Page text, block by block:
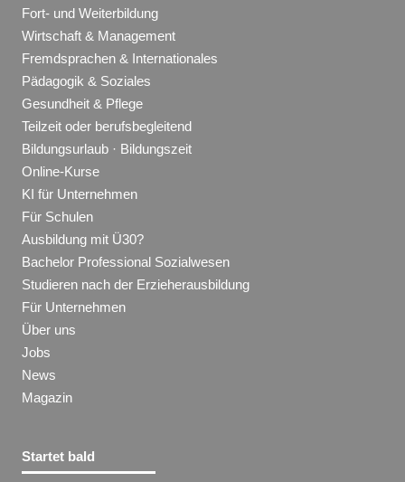
Fort- und Weiterbildung
Wirtschaft & Management
Fremdsprachen & Internationales
Pädagogik & Soziales
Gesundheit & Pflege
Teilzeit oder berufsbegleitend
Bildungsurlaub · Bildungszeit
Online-Kurse
KI für Unternehmen
Für Schulen
Ausbildung mit Ü30?
Bachelor Professional Sozialwesen
Studieren nach der Erzieherausbildung
Für Unternehmen
Über uns
Jobs
News
Magazin
Startet bald